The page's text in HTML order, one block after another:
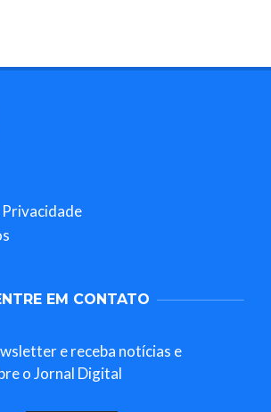
EM CONTATO
e receba notícias e
o Jornal Digital